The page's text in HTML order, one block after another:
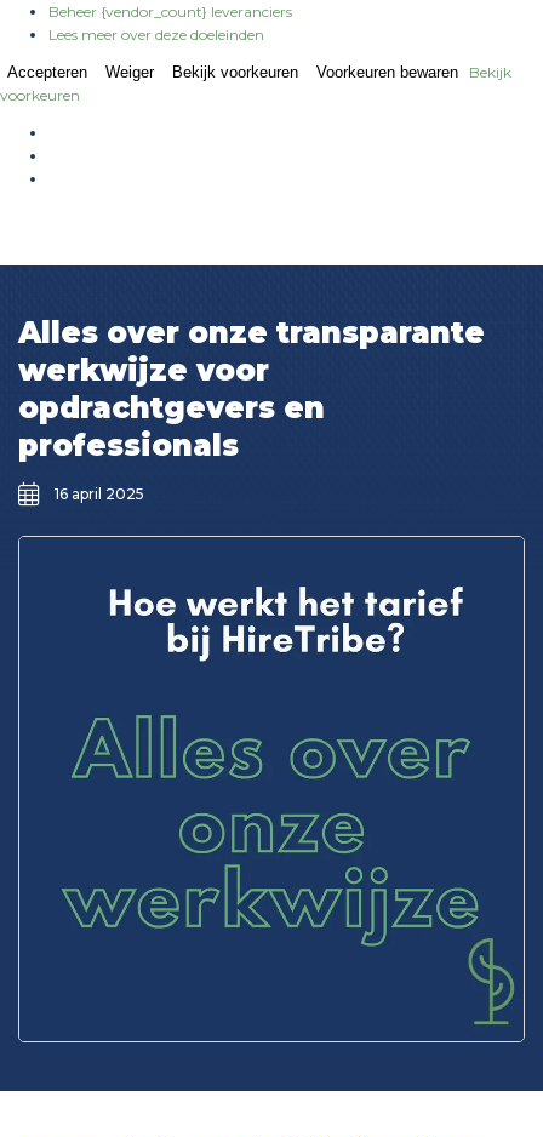
Beheer {vendor_count} leveranciers
Lees meer over deze doeleinden
Accepteren Weiger Bekijk voorkeuren Voorkeuren bewaren
Bekijk
voorkeuren
Alles over onze transparante
werkwijze voor
opdrachtgevers en
professionals
16 april 2025